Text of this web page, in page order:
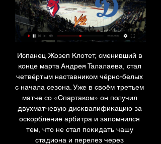
Испанец Жозеп Клотет, сменивший в
конце марта Андрея Талалаева, стал
четвёртым наставником чёрно-белых
с начала сезона. Уже в своём третьем
матче со «Спартаком» он получил
двухматчевую дисквалификацию за
оскорбление арбитра и запомнился
тем, что не стал покидать чашу
стадиона и перелез через